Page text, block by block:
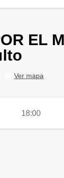
EL
Ver mapa
18:00